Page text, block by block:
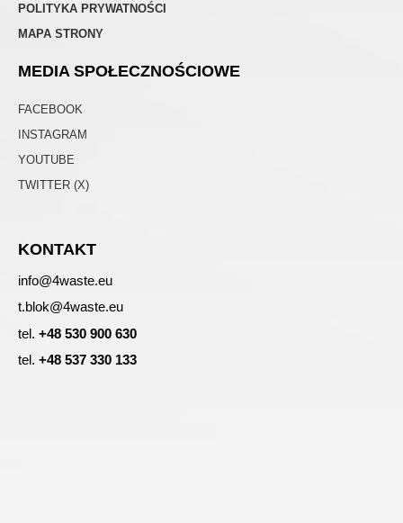
POLITYKA PRYWATNOŚCI
MAPA STRONY
MEDIA SPOŁECZNOŚCIOWE
FACEBOOK
INSTAGRAM
YOUTUBE
TWITTER (X)
KONTAKT
info@4waste.eu
t.blok@4waste.eu
tel. +48 530 900 630
tel. +48 537 330 133